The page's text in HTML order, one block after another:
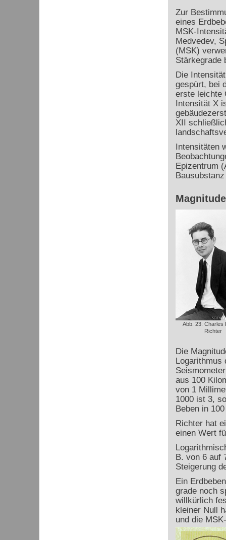
Zur
eines
MSK-
Medvedev,
(MSK)
Stärkegrade
Die
gespürt, bei
erste leichte
Intensität X
XII
Intensitäten
Epizentrum
Magnitude
Abb. 23: Charles
Richter
Die
Logarithmus
aus 100
von 1
1000 ist 3,
Beben in
Richter hat
einen Wert
B. von 6 auf
Steigerung
Ein
grade noch
willkürlich
kleiner Null
und die